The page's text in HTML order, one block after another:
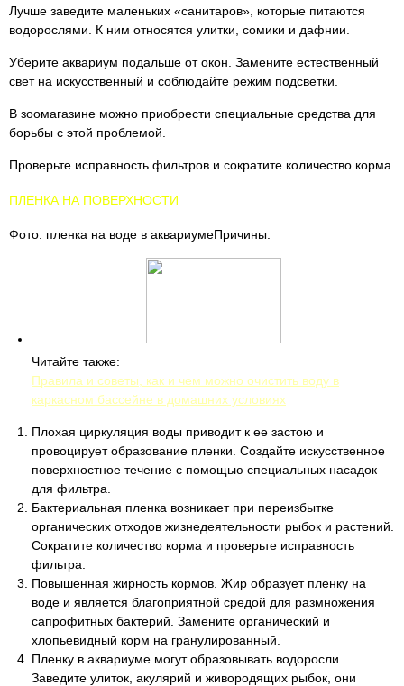
Лучше заведите маленьких «санитаров», которые питаются
водорослями. К ним относятся улитки, сомики и дафнии.
Уберите аквариум подальше от окон. Замените естественный
свет на искусственный и соблюдайте режим подсветки.
В зоомагазине можно приобрести специальные средства для
борьбы с этой проблемой.
Проверьте исправность фильтров и сократите количество корма.
ПЛЕНКА НА ПОВЕРХНОСТИ
Фото: пленка на воде в аквариумеПричины:
Читайте также:
Правила и советы, как и чем можно очистить воду в
каркасном бассейне в домашних условиях
Плохая циркуляция воды приводит к ее застою и
провоцирует образование пленки. Создайте искусственное
поверхностное течение с помощью специальных насадок
для фильтра.
Бактериальная пленка возникает при переизбытке
органических отходов жизнедеятельности рыбок и растений.
Сократите количество корма и проверьте исправность
фильтра.
Повышенная жирность кормов. Жир образует пленку на
воде и является благоприятной средой для размножения
сапрофитных бактерий. Замените органический и
хлопьевидный корм на гранулированный.
Пленку в аквариуме могут образовывать водоросли.
Заведите улиток, акулярий и живородящих рыбок, они